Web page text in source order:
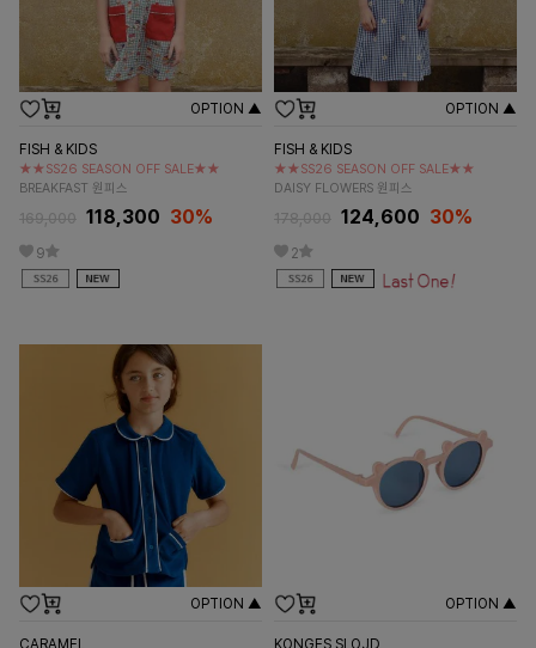
OPTION ▲
FISH & KIDS
★★SS26 SEASON OFF SALE★★
BREAKFAST 원피스
169,000 118,300 30%
9
OPTION ▲
FISH & KIDS
★★SS26 SEASON OFF SALE★★
DAISY FLOWERS 원피스
178,000 124,600 30%
2
OPTION ▲
CARAMEL
OPTION ▲
KONGES SLOJD